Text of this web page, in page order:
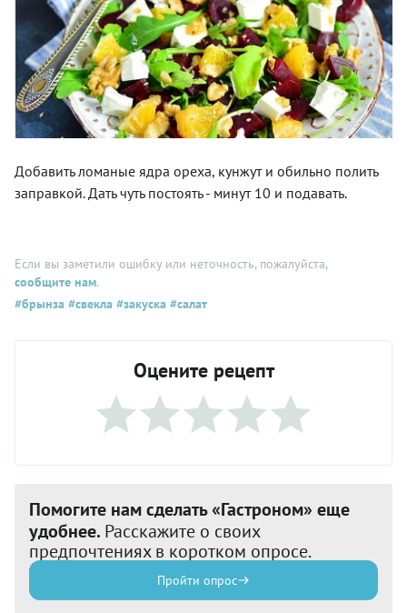
Добавить ломаные ядра ореха, кунжут и обильно полить
заправкой. Дать чуть постоять - минут 10 и подавать.
Если вы заметили ошибку или неточность, пожалуйста,
сообщите нам.
#брынза #свекла #закуска #салат
Оцените рецепт
Помогите нам сделать «Гастроном» еще
удобнее. Расскажите о своих
предпочтениях в коротком опросе.
Пройти опрос